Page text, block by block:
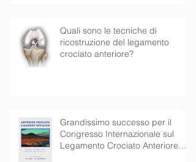
Quali sono le tecniche di
ricostruzione del legamento
crociato anteriore?
Grandissimo successo per il
Congresso Internazionale sul
Legamento Crociato Anteriore